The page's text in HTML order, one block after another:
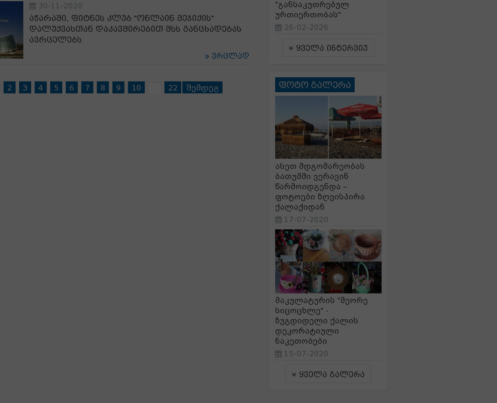
30-11-2020
აჭარაში, ფიტნეს კლუბ "ონლაინ მეჯიქის"
დალუქვასთან დაკავშირებით შსს განცხადებას
ავრცელებს
ვრცლად
2 3 4 5 6 7 8 9 10 22 შემდეგ
"განსაკუთრებულ
ურთიერთობას"
26-02-2026
ყველა ინტერვიუ
ფოტო გალერა
ასეთ მდგომარეობას
ბათუმში ვერავინ
წარმოიდგენდა –
ფოტოები ზღვისპირა
ქალაქიდან
17-07-2020
მაკულატურის "მეორე
სიცოცხლე" -
ზუგდიდელი ქალის
დეკორატიული
ნაკეთობები
15-07-2020
ყველა გალერა